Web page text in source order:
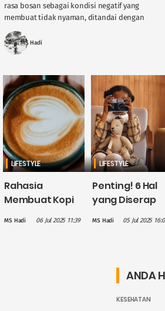
rasa bosan sebagai kondisi negatif yang
membuat tidak nyaman, ditandai dengan
bosan, waktu seolah berjalan lebih ....
MS Hadi
LIFESTYLE
Rahasia
Membuat Kopi
Enak, Berikan
Jeda Waktu
MS Hadi 06 Jul 2025 11:39
LIFESTYLE
Penting! 6 Hal
yang Diserap
Anak Tanpa
Disadari
MS Hadi 05 Jul 2025
ANDA
KESEHATAN